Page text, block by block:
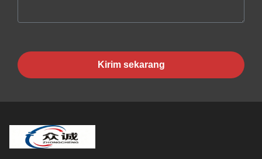
Kirim sekarang